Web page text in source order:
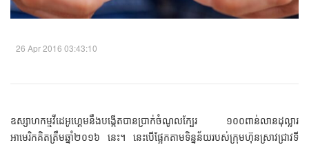
26 Apr 2016 03:43:10
ឧស្សាហកម្មវីដេអូហ្គេមនឹងបង្កើតបានប្រាក់ចំណូលក្បែរ ១០០ពាន់លានដុល្លារ
អាមេរិកគិតត្រឹមឆ្នាំ២០១៦ នេះ។ នេះបើផ្អែកតាមទិន្នន័យរបស់ក្រុមហ៊ុនស្រាវជ្រាវទី